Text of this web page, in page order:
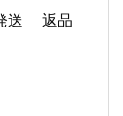
送 返品